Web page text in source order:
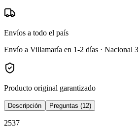
Envíos a todo el país
Envío a Villamaría en 1-2 días · Nacional
Producto original garantizado
Descripción Preguntas (12)
2537